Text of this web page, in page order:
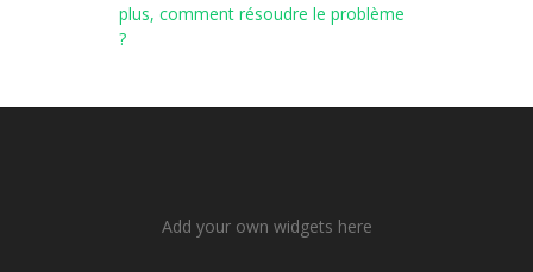
plus, comment résoudre le problème
?
Add your own widgets here